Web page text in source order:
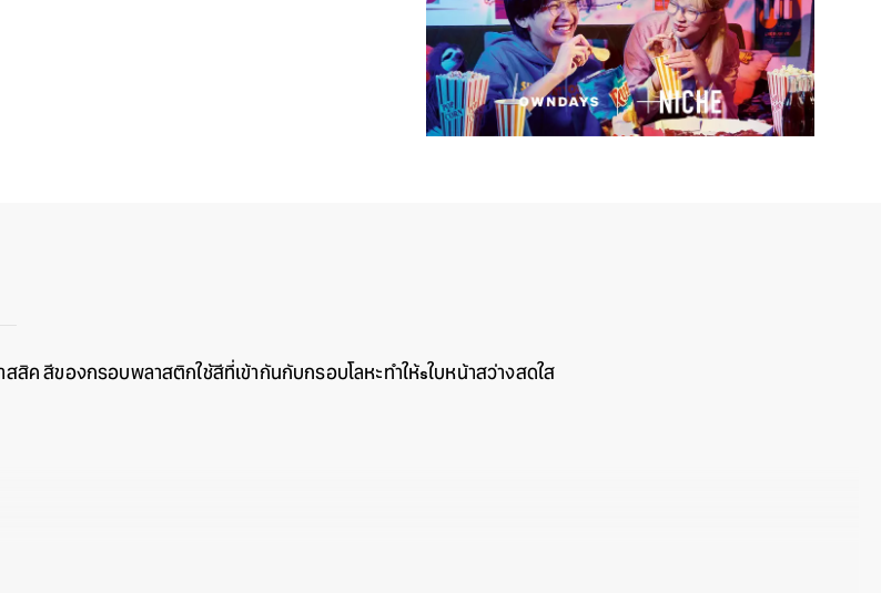
ค สีของกรอบพลาสติกใช้สีที่เข้ากันกับกรอบโลหะทำให้sใบหน้าสว่างสดใส